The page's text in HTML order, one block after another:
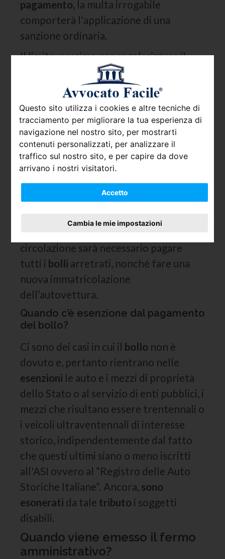
Questo sito utilizza i cookies e altre tecniche di
tracciamento per migliorare la tua esperienza di
navigazione nel nostro sito, per mostrarti
contenuti personalizzati, per analizzare il
traffico sul nostro sito, e per capire da dove
arrivano i nostri visitatori.
Accetto
Cambia le mie impostazioni
pagamento, la multa irrogabile
comporterà l'applicazione di una
sanzione ordinaria.
Il limite massimo per regolarizzare il
pagamento è 3 anni, decorsi i quali se il
Tributo non viene pagato, il
contribuente potrà essere destinatario
di unacartella di pagamento e soggetto
adazioni esecutive quali, ad esempio, il
fermo amministrativo del mezzo o il
pignoramento del conto corrente.
Altro effetto pregiudizievole è la
radiazione dell’autovettura dal Pubblico
circolazione sarà necessario pagare
tutti i bolli arretrati, nonché fare una
nuova immatricolazione
dell’autovettura.
Quando c’è esenzione dal pagamento
del bollo?
Ci sono dei casi in cui il bollo non è
dovuto e, pertanto rientrano nelle
esenzioni le auto e i mezzi di proprietà
dello Stato o al servizio di enti pubblici, i
mezzi che risultano essere trentennali o
i veicoli ultraventennali di interesse
storico, indipendentemente dal fatto
che questi ultimi siano o meno iscritti
all'ASI ovvero al “Registro delle Auto
Storiche Italiane”. Ancora, sono
esonerati da tale tributo i soggetti
disabili.
Quando viene emesso il fermo
amministrativo?